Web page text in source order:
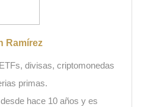
Ramírez
divisas, criptomonedas
primas.
hace 10 años y es